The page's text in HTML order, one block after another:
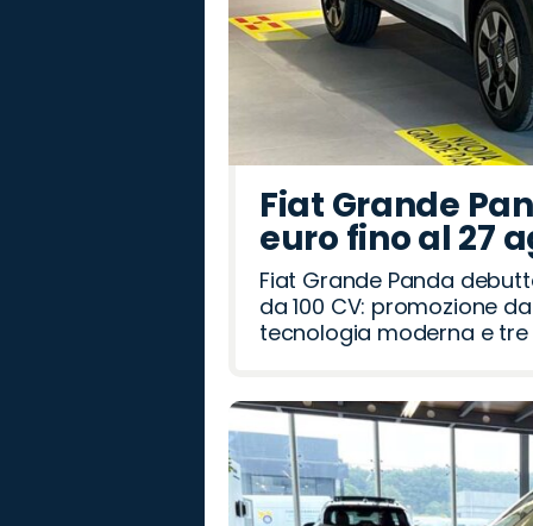
Fiat Grande
euro fino al 27
Fiat Grande Panda
da 100 CV: promozione
tecnologia moderna e